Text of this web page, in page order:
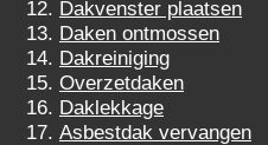
Dakvenster plaatsen
Daken ontmossen
Dakreiniging
Overzetdaken
Daklekkage
Asbestdak vervangen